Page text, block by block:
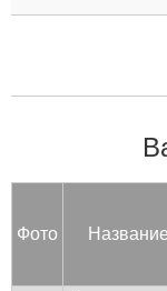
Фото Название